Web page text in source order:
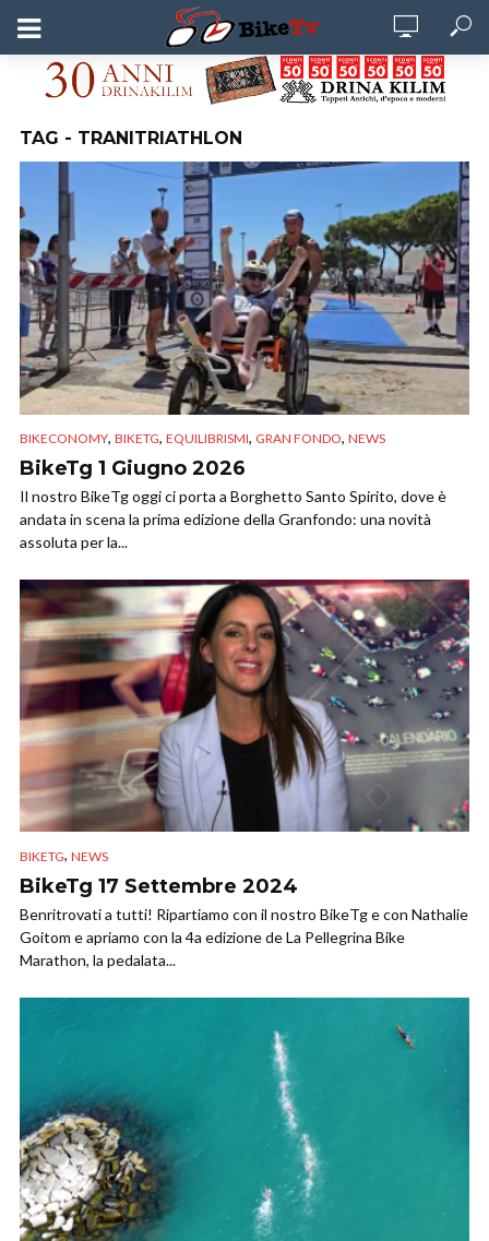
TAG - TRANITRIATHLON
BIKECONOMY, BIKETG, EQUILIBRISMI, GRAN FONDO, NEWS
BikeTg 1 Giugno 2026
Il nostro BikeTg oggi ci porta a Borghetto Santo Spirito, dove è
andata in scena la prima edizione della Granfondo: una novità
assoluta per la...
BIKETG, NEWS
BikeTg 17 Settembre 2024
Benritrovati a tutti! Ripartiamo con il nostro BikeTg e con Nathalie
Goitom e apriamo con la 4a edizione de La Pellegrina Bike
Marathon, la pedalata...